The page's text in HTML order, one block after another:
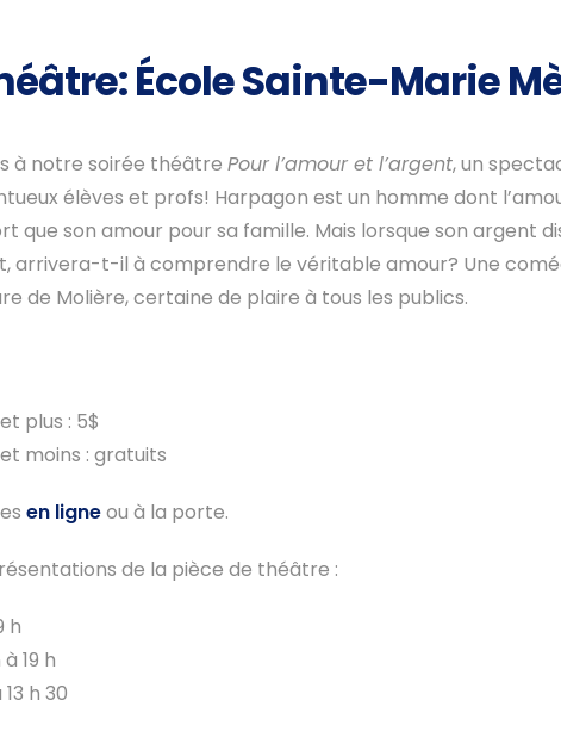
École Sainte-Marie
à notre soirée théâtre Pour l’amour et l’argent, un
élèves et profs! Harpagon est un homme dont
que son amour pour sa famille. Mais lorsque son argent
arrivera-t-il à comprendre le véritable amour? Une
de Molière, certaine de plaire à tous les publics.
plus : 5$
moins : gratuits
en ligneou à la porte.
de la pièce de théâtre :
h
19 h
h 30